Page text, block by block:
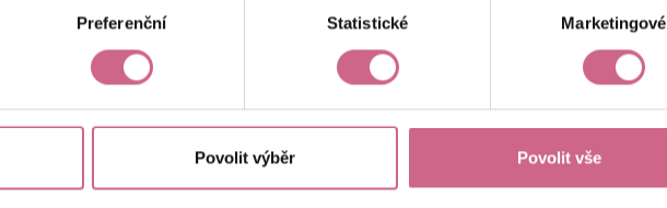
Preferenční Statistické Marketingové
Povolit výběr Povolit vše